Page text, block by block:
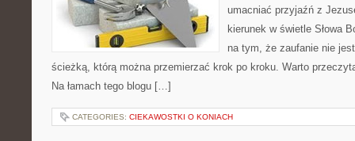
umacniać przyjaźń z
kierunek w świetle Słowa
na tym, że zaufanie nie
ścieżką, którą można przemierzać krok po kroku. Warto
Na łamach tego blogu […]
CATEGORIES: CIEKAWOSTKI O KONIACH